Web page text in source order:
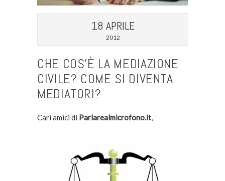
18 APRILE
2012
CHE COS’È LA MEDIAZIONE
CIVILE? COME SI DIVENTA
MEDIATORI?
Cari amici di Parlarealmicrofono.it,